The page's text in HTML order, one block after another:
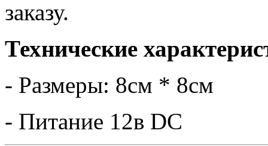
заказу.
Технические
- Размеры: 8см * 8см
- Питание 12в DC